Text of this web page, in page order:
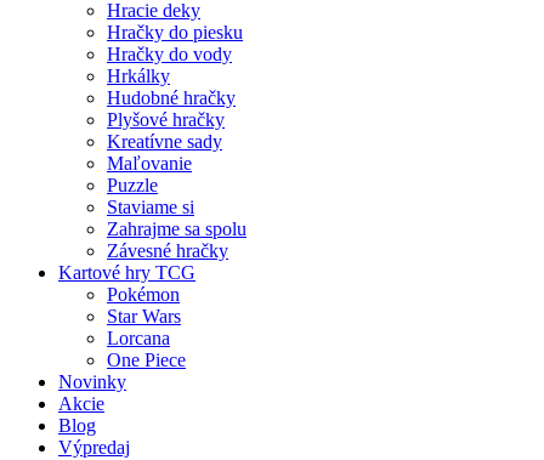
Hracie deky
Hračky do piesku
Hračky do vody
Hrkálky
Hudobné hračky
Plyšové hračky
Kreatívne sady
Maľovanie
Puzzle
Staviame si
Zahrajme sa spolu
Závesné hračky
Kartové hry TCG
Pokémon
Star Wars
Lorcana
One Piece
Novinky
Akcie
Blog
Výpredaj